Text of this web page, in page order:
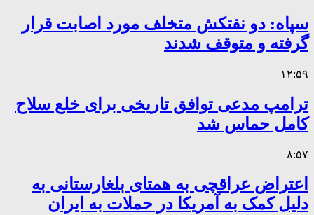
سپاه: دو نفتکش متخلف مورد اصابت قرار
گرفته و متوقف شدند
۱۲:۵۹
ترامپ مدعی توافق تاریخی برای خلع سلاح
کامل حماس شد
۸:۵۷
اعتراض عراقچی به همتای بلغارستانی به
دلیل کمک به آمریکا در حملات به ایران